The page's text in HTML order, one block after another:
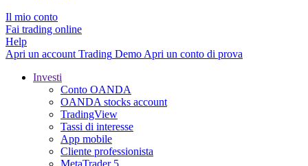
Il mio conto
Fai trading online
Help
Apri un account Trading Demo Apri un conto di prova
Investi
Conto OANDA
OANDA stocks account
TradingView
Tassi di interesse
App mobile
Cliente professionista
MetaTrader 5